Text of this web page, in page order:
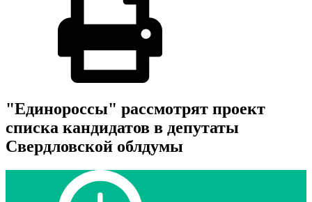
"Единороссы" рассмотрят проект
списка кандидатов в депутаты
Свердловской облдумы